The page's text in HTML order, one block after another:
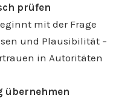
prüfen
mit der Frage
und Plausibilität –
in Autoritäten
übernehmen